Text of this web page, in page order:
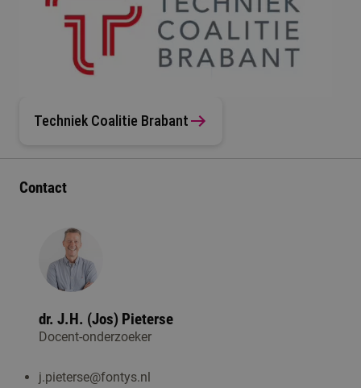
Techniek Coalitie Brabant
Contact
dr. J.H. (Jos) Pieterse
Docent-onderzoeker
j.pieterse@fontys.nl